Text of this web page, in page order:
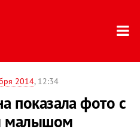
2014, 12:34
показала фото с
малышом